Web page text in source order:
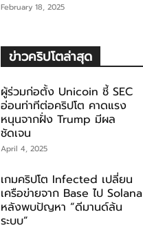
February 18, 2025
ข่าวคริปโตล่าสุด
ผู้ร่วมก่อตั้ง Unicoin ชี้ SEC
อ่อนท่าทีต่อคริปโต คาดแรง
หนุนจากฝั่ง Trump มีผล
ชัดเจน
April 4, 2025
เกมคริปโต Infected เปลี่ยน
เครือข่ายจาก Base ไป Solana
หลังพบปัญหา “ดีมานด์ล้น
ระบบ”